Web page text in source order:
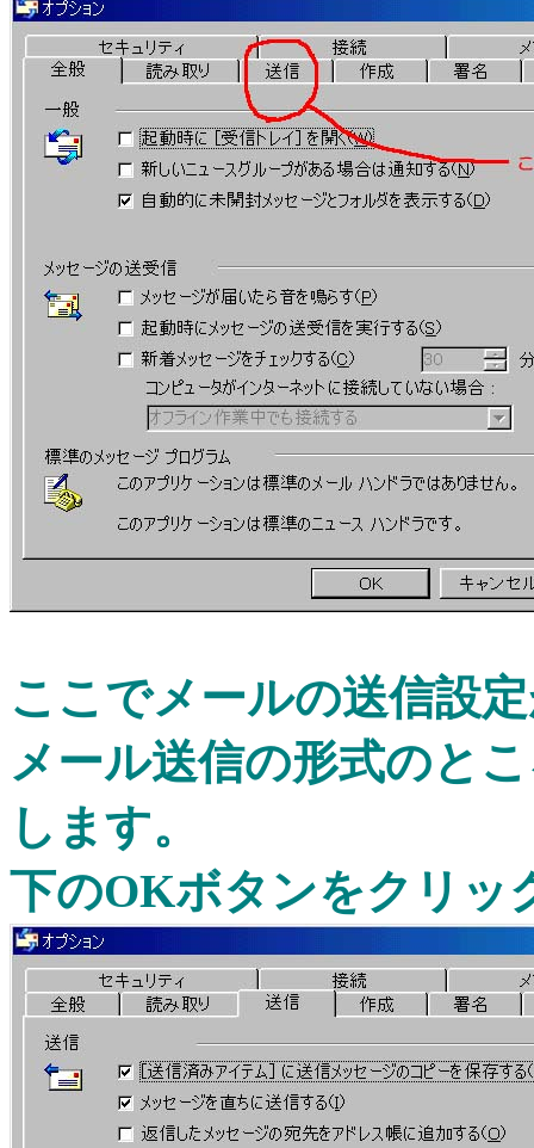
ここでメールの送信設
メール送信の形式のと
します。
下のOKボタンをクリッ